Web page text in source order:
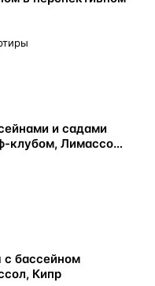
и садами
клубом, Лимассол,
с бассейном
Кипр